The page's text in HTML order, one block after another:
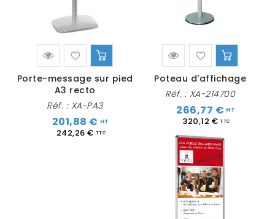
Porte-message sur pied
A3 recto
Réf. : XA-PA3
201,88 €
242,26 €
Poteau d'affichage
Réf. : XA-214700
266,77 €
320,12 €